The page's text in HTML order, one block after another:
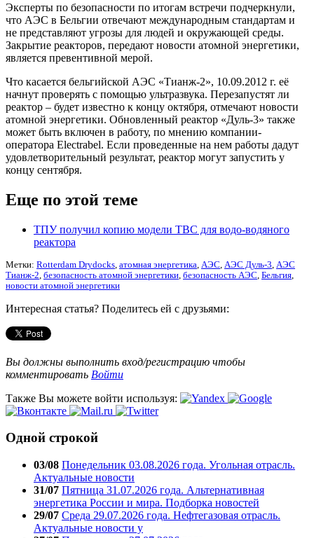
Эксперты по безопасности по итогам встречи подчеркнули,
что АЭС в Бельгии отвечают международным стандартам и
не представляют угрозы для людей и окружающей среды.
Закрытие реакторов, передают новости атомной энергетики,
является превентивной мерой.
Что касается бельгийской АЭС «Тианж-2», 10.09.2012 г. её
начнут проверять с помощью ультразвука. Перезапустят ли
реактор – будет известно к концу октября, отмечают новости
атомной энергетики. Обновленный реактор «Дуль-3» также
может быть включен в работу, по мнению компании-
оператора Electrabel. Если проведенные на нем работы дадут
удовлетворительный результат, реактор могут запустить у
концу сентября.
Еще по этой теме
ТПУ получил копию модели ТВС для водо-водяного
реактора
Метки: Rotterdam Drydocks атомная энергетика АЭС АЭС Дуль-3 АЭС
Тианж-2 безопасность атомной энергетики безопасность АЭС Бельгия
новости атомной энергетики
Интересная статья? Поделитесь ей с друзьями:
Вы должны выполнить вход/регистрацию чтобы
комментировать Войти
Также Вы можете войти используя:
Одной строкой
03/08 Понедельник 03.08.2026 года. Угольная отрасль.
Актуальные новости
31/07 Пятница 31.07.2026 года. Альтернативная
энергетика России и мира. Подборка новостей
29/07 Среда 29.07.2026 года. Нефтегазовая отрасль.
Актуальные новости у